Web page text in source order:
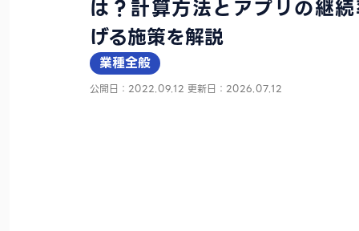
は？計算方法とアプリの継
げる施策を解説
業種全般
公開日：2022.09.12 更新日：2026.07.12